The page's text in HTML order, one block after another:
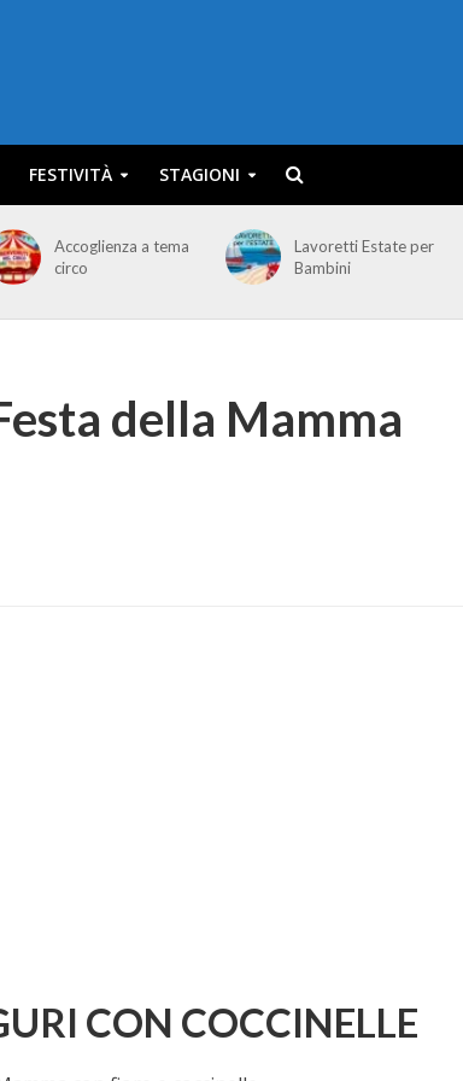
FESTIVITÀ STAGIONI
Accoglienza a tema
circo
Lavoretti Estate per
Bambini
della Mamma
CON COCCINELLE